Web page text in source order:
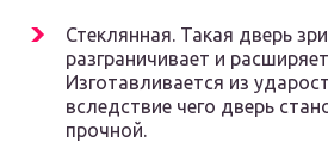
Стеклянная. Такая дверь
разграничивает и
Изготавливается из
вследствие чего дверь
прочной.